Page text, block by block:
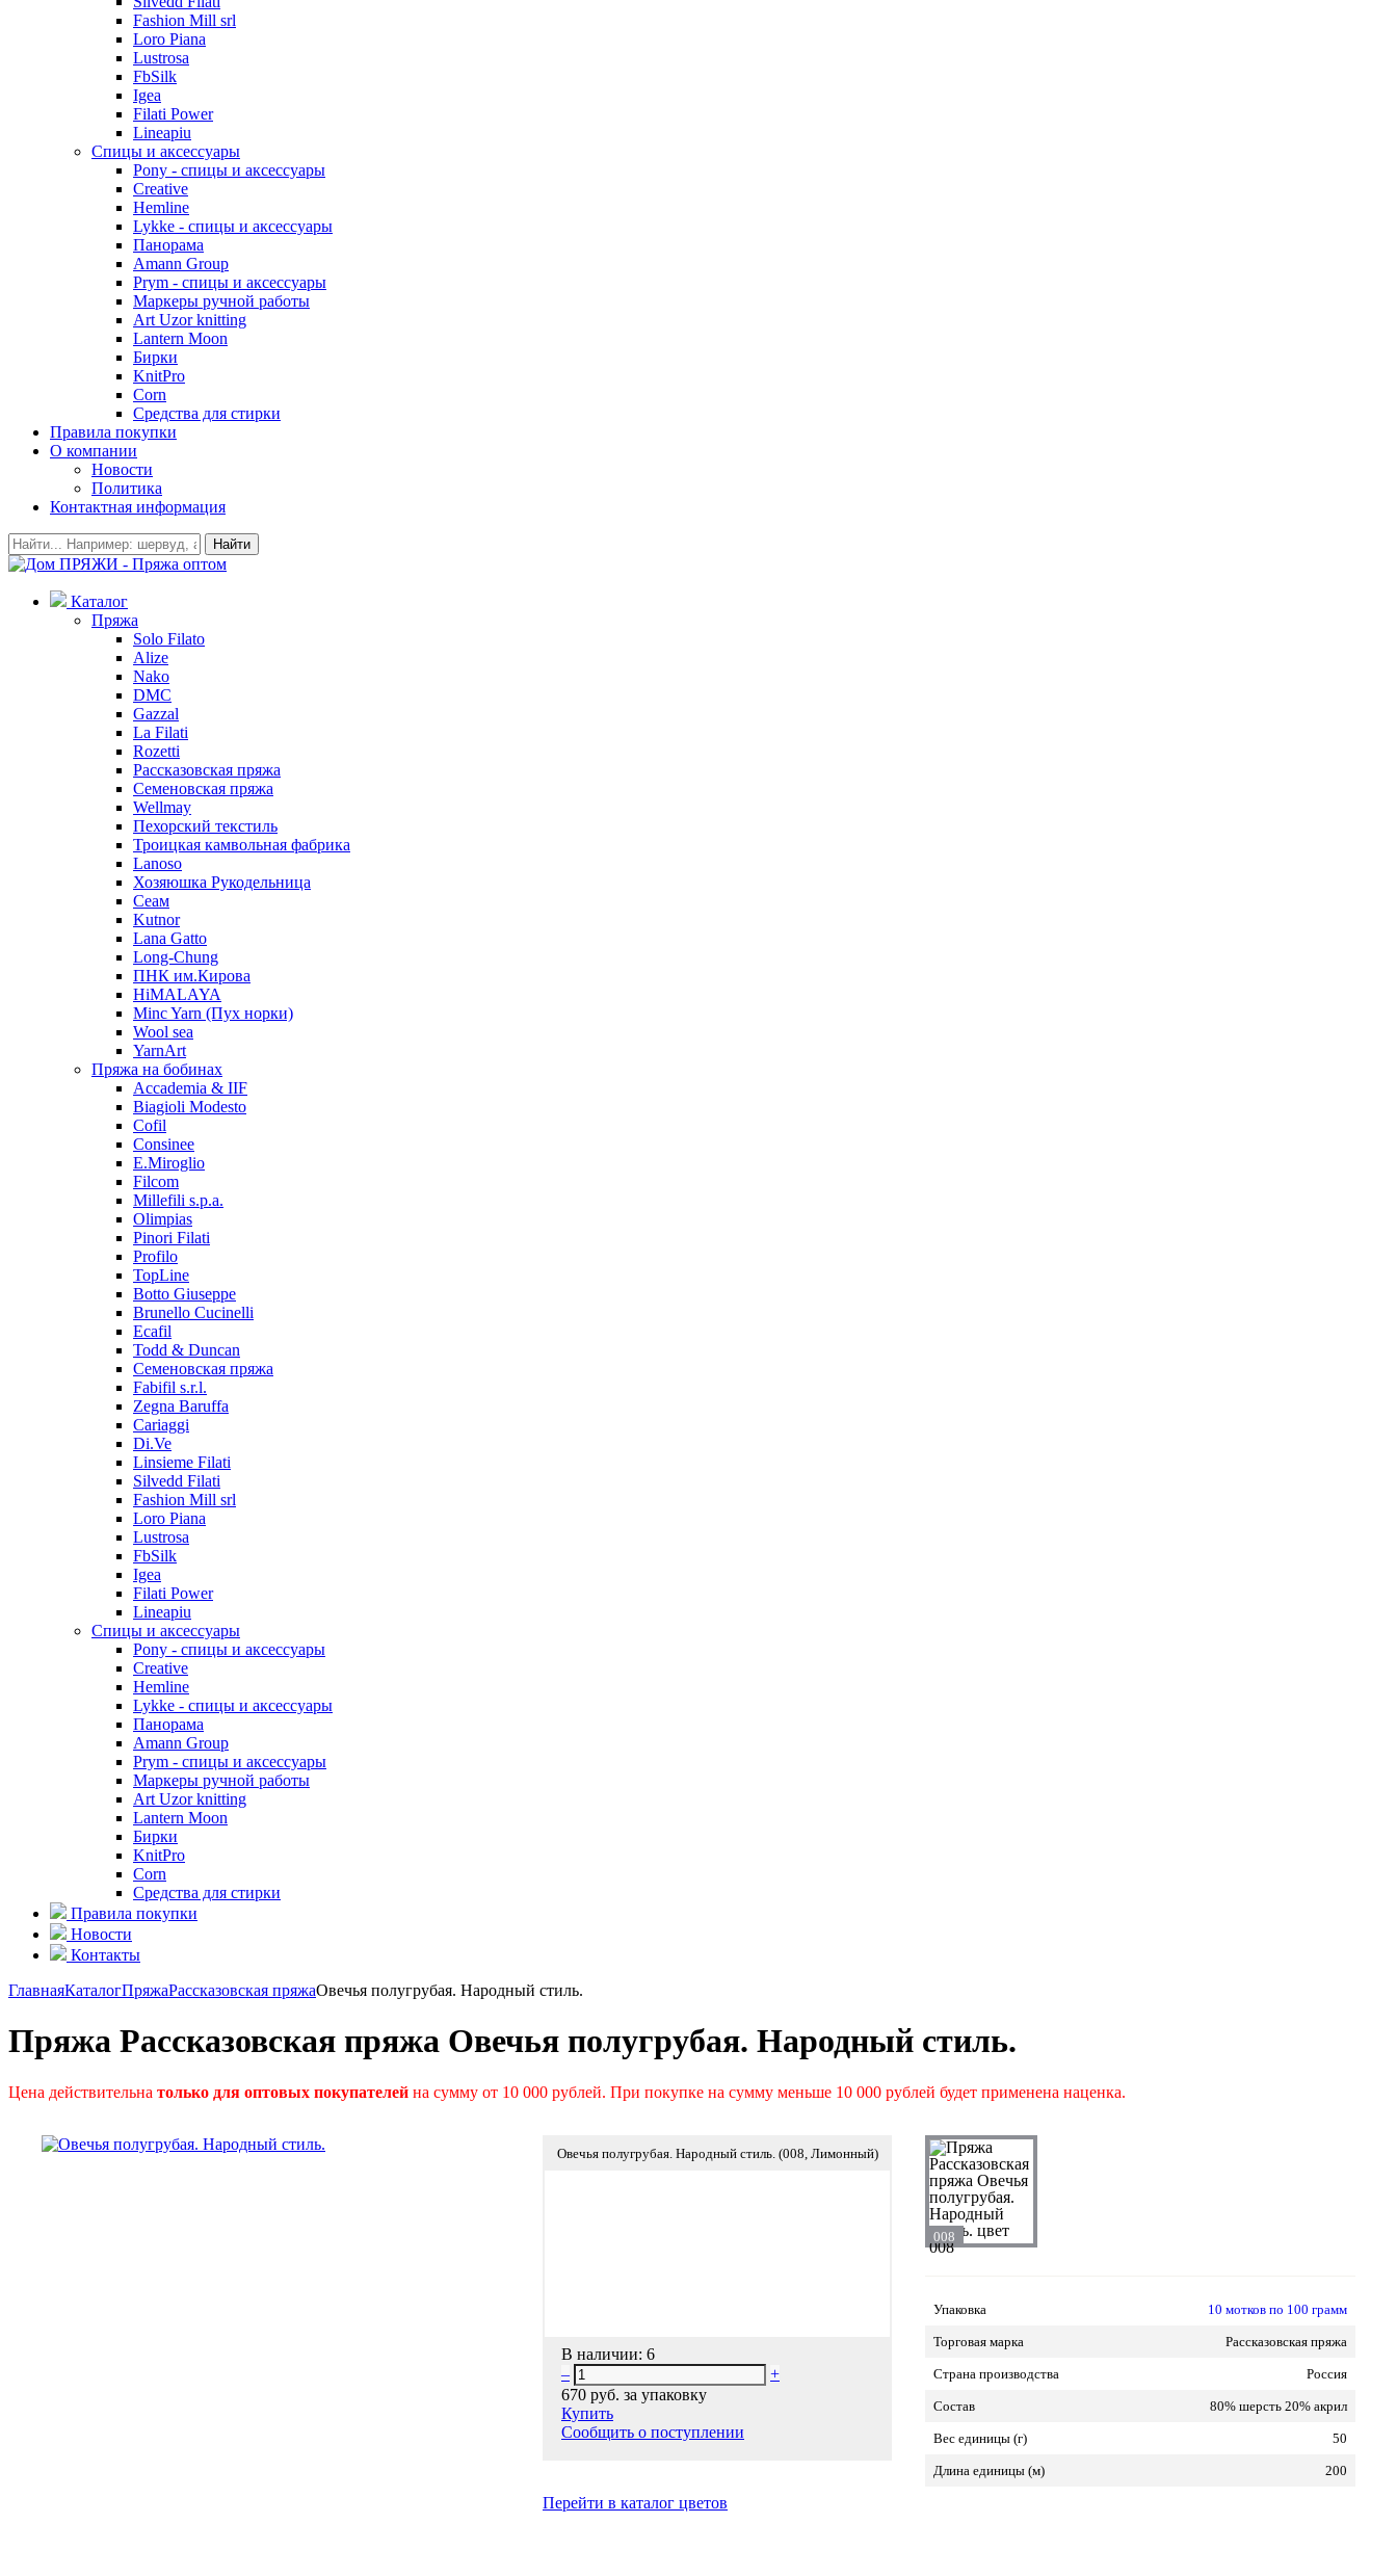
Fashion Mill srl
Loro Piana
Lustrosa
FbSilk
Igea
Filati Power
Lineapiu
Спицы и аксессуары
Pony - спицы и аксессуары
Creative
Hemline
Lykke - спицы и аксессуары
Панорама
Amann Group
Prym - спицы и аксессуары
Маркеры ручной работы
Art Uzor knitting
Lantern Moon
Бирки
KnitPro
Corn
Средства для стирки
Правила покупки
О компании
Новости
Политика
Контактная информация
Найти
Каталог
Пряжа
Solo Filato
Alize
Nako
DMC
Gazzal
La Filati
Rozetti
Рассказовская пряжа
Семеновская пряжа
Wellmay
Пехорский текстиль
Троицкая камвольная фабрика
Lanoso
Хозяюшка Рукодельница
Сеам
Kutnor
Lana Gatto
Long-Chung
ПНК им.Кирова
HiMALAYA
Minc Yarn (Пух норки)
Wool sea
YarnArt
Пряжа на бобинах
Accademia & IIF
Biagioli Modesto
Cofil
Consinee
E.Miroglio
Filcom
Millefili s.p.a.
Olimpias
Pinori Filati
Profilo
TopLine
Botto Giuseppe
Brunello Cucinelli
Ecafil
Todd & Duncan
Семеновская пряжа
Fabifil s.r.l.
Zegna Baruffa
Cariaggi
Di.Ve
Linsieme Filati
Silvedd Filati
Fashion Mill srl
Loro Piana
Lustrosa
FbSilk
Igea
Filati Power
Lineapiu
Спицы и аксессуары
Pony - спицы и аксессуары
Creative
Hemline
Lykke - спицы и аксессуары
Панорама
Amann Group
Prym - спицы и аксессуары
Маркеры ручной работы
Art Uzor knitting
Lantern Moon
Бирки
KnitPro
Corn
Средства для стирки
Правила покупки
Новости
Контакты
ГлавнаяКаталогПряжаРассказовская пряжаОвечья полугрубая. Народный стиль.
Пряжа Рассказовская пряжа Овечья полугрубая. Народный стиль.
Цена действительна только для оптовых покупателей на сумму от 10 000 рублей. При покупке на сумму меньше 10 000 рублей будет применена наценка.
Овечья полугрубая. Народный стиль. (008, Лимонный)
В наличии: 6
–
+
670 руб. за упаковку
Купить
Сообщить о поступлении
Перейти в каталог цветов
008
Упаковка 10 мотков по 100 грамм
Торговая марка Рассказовская пряжа
Страна производства Россия
Состав 80% шерсть 20% акрил
Вес единицы (г) 50
Длина единицы (м) 200